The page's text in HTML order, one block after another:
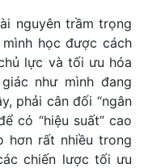
nguyên trầm trọng
học được cách
lực và tối ưu hóa
như mình đang
phải cân đối “ngân
có “hiệu suất” cao
hơn rất nhiều trong
chiến lược tối ưu